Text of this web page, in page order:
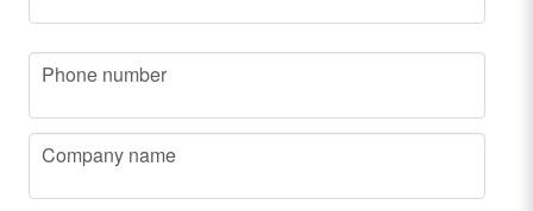
phone
Phone number
company
Company name